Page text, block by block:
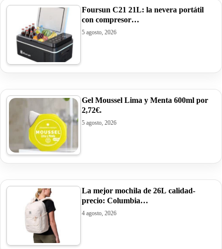
Foursun C21 21L: la nevera portátil
con compresor…
5 agosto, 2026
Gel Moussel Lima y Menta 600ml por
2,72€.
5 agosto, 2026
La mejor mochila de 26L calidad-
precio: Columbia…
4 agosto, 2026